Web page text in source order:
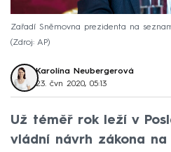
Zařadí Sněmovna prezidenta na
Zdroj: AP
Karolína Neubergerová
23. čvn 2020, 05:13
Už téměř rok leží v
vládní návrh zákona na